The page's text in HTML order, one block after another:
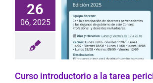
26
06, 2025
a
2025
Curso introductorio a la tarea